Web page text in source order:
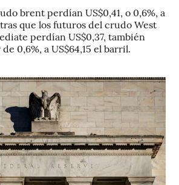
brent perdían US$0,41, o 0,6%, a
que los futuros del crudo West
perdían US$0,37, también
0,6%, a US$64,15 el barril.